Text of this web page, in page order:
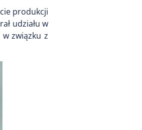
produkcji
udziału w
związku z